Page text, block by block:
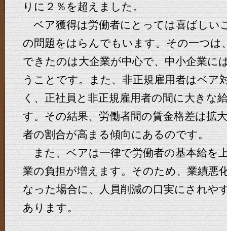
りに２％を超えました。
ベア獲得は労働者にとっては喜ばしい
の問題をはらんでもいます。その一つは
できたのは大企業が中心で、中小企業に
うことです。また、非正規雇用者はベア
く、正社員と非正規雇用者の間に大きな
す。その結果、労働者間の賃金格差は拡
者の割合が高まる傾向にあるのです。
また、ベアは一律で労働者の基本給を
業の負担が増えます。そのため、業績悪
なった場合に、人員削減の口実にされや
あります。